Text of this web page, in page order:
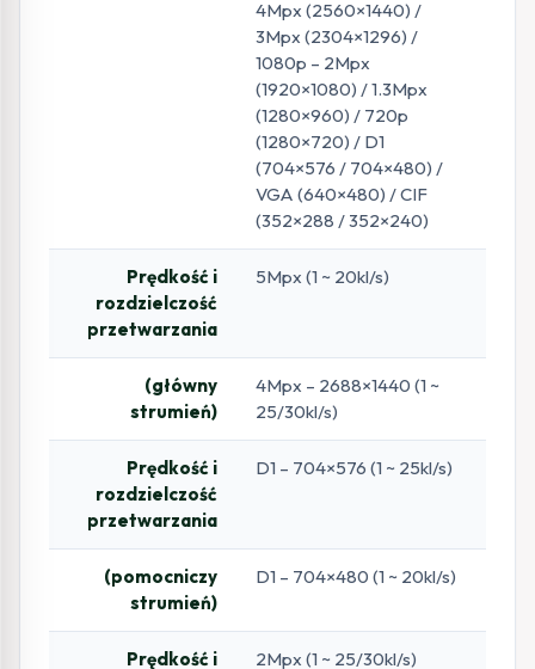
4Mpx (2560×1440) /
3Mpx (2304×1296) /
1080p – 2Mpx
(1920×1080) / 1.3Mpx
(1280×960) / 720p
(1280×720) / D1
(704×576 / 704×480) /
VGA (640×480) / CIF
(352×288 / 352×240)
Prędkość i
rozdzielczość
przetwarzania
5Mpx (1 ~ 20kl/s)
(główny
strumień)
4Mpx – 2688×1440 (1 ~
25/30kl/s)
Prędkość i
rozdzielczość
przetwarzania
D1 – 704×576 (1 ~ 25kl/s)
(pomocniczy
strumień)
D1 – 704×480 (1 ~ 20kl/s)
Prędkość i
2Mpx (1 ~ 25/30kl/s)